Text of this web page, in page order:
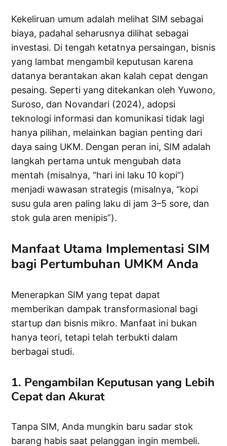
Kekeliruan umum adalah melihat SIM sebagai
biaya, padahal seharusnya dilihat sebagai
investasi. Di tengah ketatnya persaingan, bisnis
yang lambat mengambil keputusan karena
datanya berantakan akan kalah cepat dengan
pesaing. Seperti yang ditekankan oleh Yuwono,
Suroso, dan Novandari (2024), adopsi
teknologi informasi dan komunikasi tidak lagi
hanya pilihan, melainkan bagian penting dari
daya saing UKM. Dengan peran ini, SIM adalah
langkah pertama untuk mengubah data
mentah (misalnya, “hari ini laku 10 kopi”)
menjadi wawasan strategis (misalnya, “kopi
susu gula aren paling laku di jam 3–5 sore, dan
stok gula aren menipis”).
Manfaat Utama Implementasi SIM
bagi Pertumbuhan UMKM Anda
Menerapkan SIM yang tepat dapat
memberikan dampak transformasional bagi
startup dan bisnis mikro. Manfaat ini bukan
hanya teori, tetapi telah terbukti dalam
berbagai studi.
1. Pengambilan Keputusan yang Lebih
Cepat dan Akurat
Tanpa SIM, Anda mungkin baru sadar stok
barang habis saat pelanggan ingin membeli.